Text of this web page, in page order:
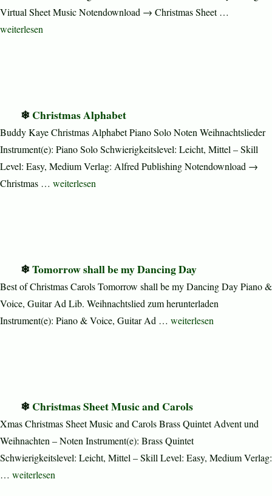
Virtual Sheet Music Notendownload → Christmas Sheet …
„Christmas Sheet Music and Carols“
weiterlesen
Christmas Alphabet
Buddy Kaye Christmas Alphabet Piano Solo Noten Weihnachtslieder
Instrument(e): Piano Solo Schwierigkeitslevel: Leicht, Mittel – Skill
Level: Easy, Medium Verlag: Alfred Publishing Notendownload →
Christmas … „Christmas Alphabet“
weiterlesen
Tomorrow shall be my Dancing Day
Best of Christmas Carols Tomorrow shall be my Dancing Day Piano &
Voice, Guitar Ad Lib. Weihnachtslied zum herunterladen
Instrument(e): Piano & Voice, Guitar Ad … „Tomorrow shall be my
weiterlesen
Christmas Sheet Music and Carols
Xmas Christmas Sheet Music and Carols Brass Quintet Advent und
Weihnachten – Noten Instrument(e): Brass Quintet
Schwierigkeitslevel: Leicht, Mittel – Skill Level: Easy, Medium Verlag:
… „Christmas Sheet Music and Carols“
weiterlesen